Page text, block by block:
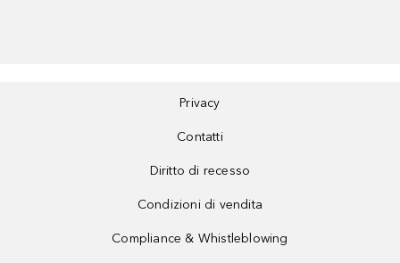
Privacy
Contatti
Diritto di recesso
Condizioni di vendita
Compliance & Whistleblowing